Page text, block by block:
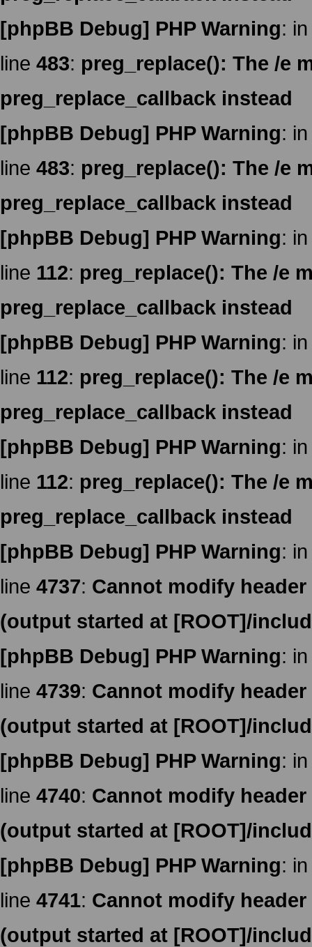
[phpBB Debug] PHP Warning:
line 483: preg_replace(): The /e
preg_replace_callback instead
[phpBB Debug] PHP Warning:
line 483: preg_replace(): The /e
preg_replace_callback instead
[phpBB Debug] PHP Warning:
line 112: preg_replace(): The /e
preg_replace_callback instead
[phpBB Debug] PHP Warning:
line 112: preg_replace(): The /e
preg_replace_callback instead
[phpBB Debug] PHP Warning:
line 112: preg_replace(): The /e
preg_replace_callback instead
[phpBB Debug] PHP Warning:
line 4737: Cannot modify
(output started at [ROOT]/
[phpBB Debug] PHP Warning:
line 4739: Cannot modify
(output started at [ROOT]/
[phpBB Debug] PHP Warning:
line 4740: Cannot modify
(output started at [ROOT]/
[phpBB Debug] PHP Warning:
line 4741: Cannot modify
(output started at [ROOT]/